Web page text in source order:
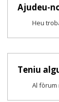
Ajudeu-
Heu
Teniu
Al fòrum